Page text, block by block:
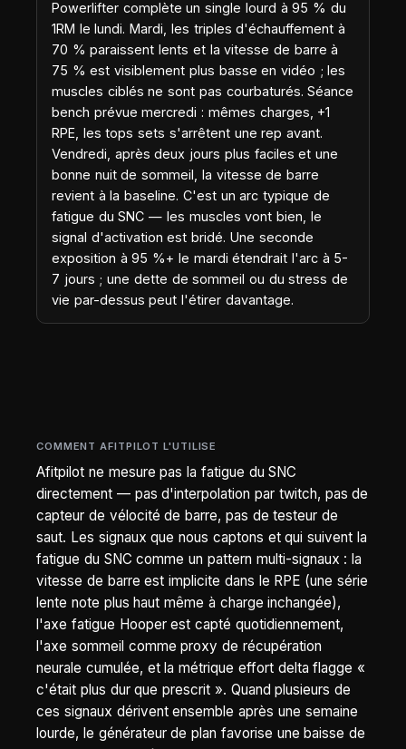
Powerlifter complète un single lourd à 95 % du
1RM le lundi. Mardi, les triples d'échauffement à
70 % paraissent lents et la vitesse de barre à
75 % est visiblement plus basse en vidéo ; les
muscles ciblés ne sont pas courbaturés. Séance
bench prévue mercredi : mêmes charges, +1
RPE, les tops sets s'arrêtent une rep avant.
Vendredi, après deux jours plus faciles et une
bonne nuit de sommeil, la vitesse de barre
revient à la baseline. C'est un arc typique de
fatigue du SNC — les muscles vont bien, le
signal d'activation est bridé. Une seconde
exposition à 95 %+ le mardi étendrait l'arc à 5-
7 jours ; une dette de sommeil ou du stress de
vie par-dessus peut l'étirer davantage.
COMMENT AFITPILOT L'UTILISE
Afitpilot ne mesure pas la fatigue du SNC
directement — pas d'interpolation par twitch, pas de
capteur de vélocité de barre, pas de testeur de
saut. Les signaux que nous captons et qui suivent la
fatigue du SNC comme un pattern multi-signaux : la
vitesse de barre est implicite dans le RPE (une série
lente note plus haut même à charge inchangée),
l'axe fatigue Hooper est capté quotidiennement,
l'axe sommeil comme proxy de récupération
neurale cumulée, et la métrique effort delta flagge «
c'était plus dur que prescrit ». Quand plusieurs de
ces signaux dérivent ensemble après une semaine
lourde, le générateur de plan favorise une baisse de